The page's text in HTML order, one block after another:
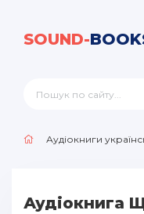
SOUND-
Аудіокниги
Аудіокнига